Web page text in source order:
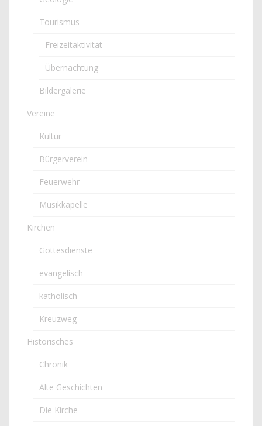
Tourismus
Freizeitaktivität
Übernachtung
Bildergalerie
Vereine
Kultur
Bürgerverein
Feuerwehr
Musikkapelle
Kirchen
Gottesdienste
evangelisch
katholisch
Kreuzweg
Historisches
Chronik
Alte Geschichten
Die Kirche